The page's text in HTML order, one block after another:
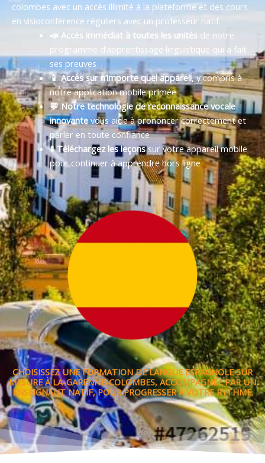
colombes avec un accès illimité à la plateforme et des cours
en visioconférence réguliers avec un professeur natif.
📣 Accès immédiat à toutes les unitésde notre
programme d’apprentissage linguistique qui a fait
ses preuves
📱 Accès sur n’importe quel appareil, y compris à
notre application mobile primée
💬 Notre technologie de reconnaissance vocale
innovantevous aide à prononcer correctement et
parler en toute confiance
⬇️ Téléchargez les leçonssur votre appareil mobile
pour continuer à apprendre hors ligne
CHOISISSEZ UNE FORMATION DE LANGUE ESPAGNOLE SUR
MESURE À LA-GARENNE-COLOMBES, ACCOMPAGNÉE PAR UN
ENSEIGNANT NATIF, POUR PROGRESSER À VOTRE RYTHME.